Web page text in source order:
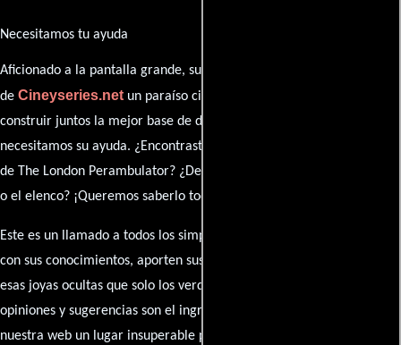
Necesitamos tu ayuda
Aficionado a la pantalla grande, su participación es clave para hacer
de Cineyseries.netun paraíso cinéfilo completo. Queremos
construir juntos la mejor base de datos cinematográfica, pero
necesitamos su ayuda. ¿Encontraste algún dato faltante en la ficha
de The London Perambulator? ¿Detectaste algún error en la sinopsis
o el elenco? ¡Queremos saberlo todo!
Este es un llamado a todos los simpatizantes del cine: contribuyan
con sus conocimientos, aporten sus descubrimientos y compartan
esas joyas ocultas que solo los verdaderos fanáticos conocen. Sus
opiniones y sugerencias son el ingrediente secreto que hará de
nuestra web un lugar insuperable para los amantes del celuloide.